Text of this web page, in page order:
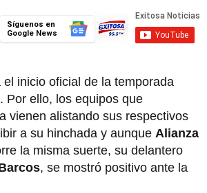
Síguenos en
Google News
inicio oficial de la temporada
Por ello, los equipos que
vienen alistando sus respectivos
a su hinchada y aunque Alianza
la misma suerte, su delantero
, se mostró positivo ante la